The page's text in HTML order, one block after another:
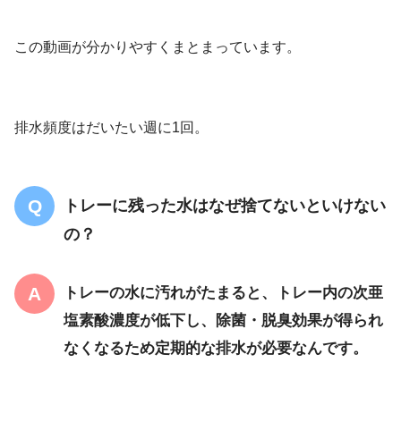
この動画が分かりやすくまとまっています。
排水頻度はだいたい週に1回。
トレーに残った水はなぜ捨てないといけない
の？
トレーの水に汚れがたまると、トレー内の次亜
塩素酸濃度が低下し、除菌・脱臭効果が得られ
なくなるため定期的な排水が必要なんです。